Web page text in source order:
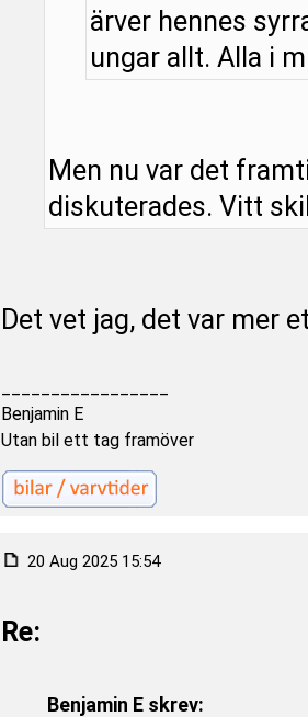
ärver hennes
ungar allt. Alla i
Men nu var det
diskuterades. Vitt
Det vet jag, det var mer
Benjamin E
Utan bil ett tag framöver
20 Aug 2025 15:54
Re:
Benjamin E skrev: